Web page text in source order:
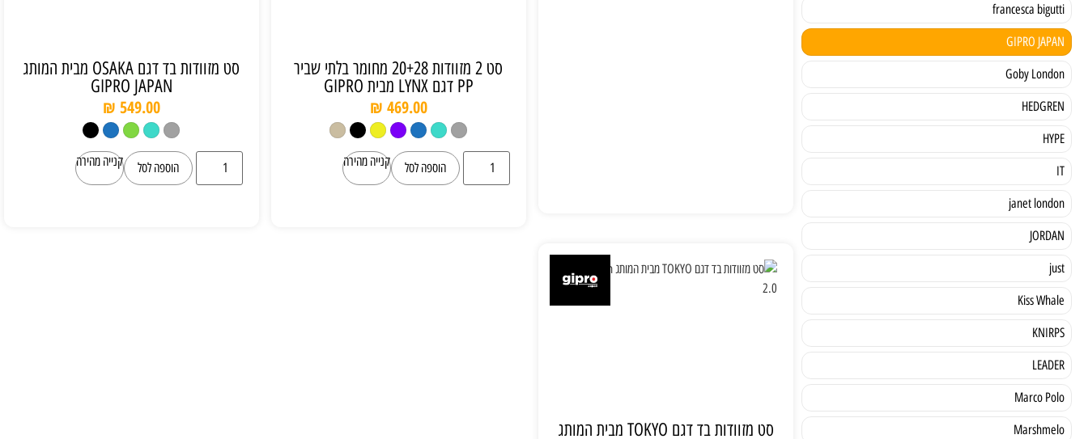
francesca bigutti
GIPRO JAPAN
Goby London
HEDGREN
HYPE
IT
janet london
JORDAN
just
Kiss Whale
KNIRPS
LEADER
Marco Polo
Marshmelo
סט 2 מזוודות 20+28 מחומר בלתי שביר
PP דגם LYNX מבית GIPRO
₪ 469.00
הוספה לסל קנייה מהירה
סט מזוודות בד דגם OSAKA מבית המותג
GIPRO JAPAN
₪ 549.00
הוספה לסל קנייה מהירה
סט מזוודות בד דגם TOKYO מבית המותג